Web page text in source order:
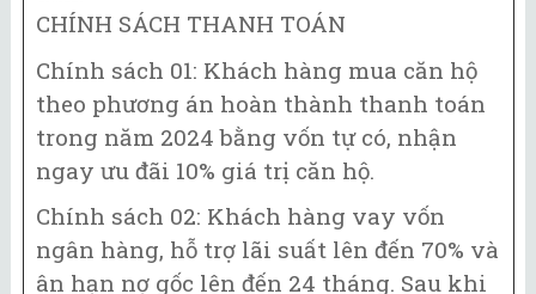
CHÍNH SÁCH THANH TOÁN
Chính sách 01: Khách hàng mua căn hộ
theo phương án hoàn thành thanh toán
trong năm 2024 bằng vốn tự có, nhận
ngay ưu đãi 10% giá trị căn hộ.
Chính sách 02: Khách hàng vay vốn
ngân hàng, hỗ trợ lãi suất lên đến 70% và
ân hạn nợ gốc lên đến 24 tháng. Sau khi